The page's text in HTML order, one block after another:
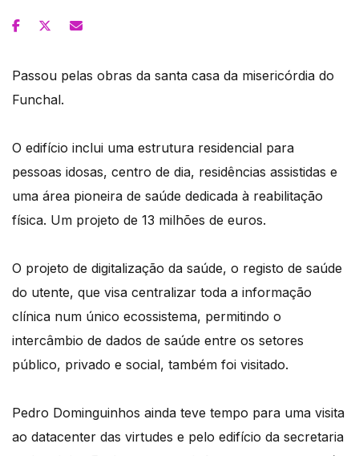
Passou pelas obras da santa casa da misericórdia do
Funchal.
O edifício inclui uma estrutura residencial para
pessoas idosas, centro de dia, residências assistidas e
uma área pioneira de saúde dedicada à reabilitação
física. Um projeto de 13 milhões de euros.
O projeto de digitalização da saúde, o registo de saúde
do utente, que visa centralizar toda a informação
clínica num único ecossistema, permitindo o
intercâmbio de dados de saúde entre os setores
público, privado e social, também foi visitado.
Pedro Dominguinhos ainda teve tempo para uma visita
ao datacenter das virtudes e pelo edifício da secretaria